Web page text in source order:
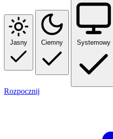
Jasny Ciemny Systemowy
Rozpocznij